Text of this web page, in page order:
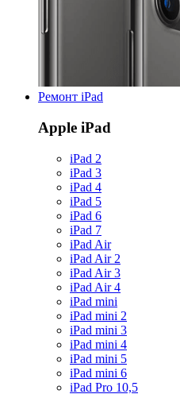
Ремонт iPad
Apple iPad
iPad 2
iPad 3
iPad 4
iPad 5
iPad 6
iPad 7
iPad Air
iPad Air 2
iPad Air 3
iPad Air 4
iPad mini
iPad mini 2
iPad mini 3
iPad mini 4
iPad mini 5
iPad mini 6
iPad Pro 10,5